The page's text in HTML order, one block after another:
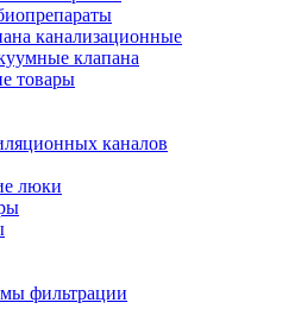
канализационные
клапана
товары
каналов
люки
фильтрации